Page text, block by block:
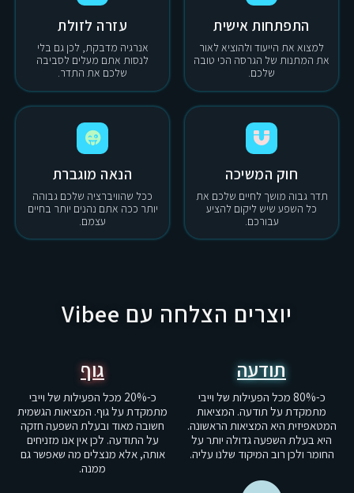
התפתחות אישית
למצוא את הייעוד ולהוציא לאור
את המתנות של הגרסה הכי טובה
שלכם.
עזרה לזולת
אנרגיה מדבקת, לכן גם בלי
לנסות אתם מעלים לסביבה
שלכם את התדר.
חוק המשיכה
תדר גבוה מושך לחיים שלכם את
כל השפע שיש ליקום להציע
עבורכם.
הנאה מוגברת
ככל שהוויברציה שלכם גבוהה
יותר ככה אתם נהנים יותר בחיים
עצמם.
יוצרים הצלחה עם Vibee
תודעה
כ-80% מכל הפעילות של וייבי
מתמקדת על תודעה. המציאות
המטאפיזית היא המציאות הראשונה.
היא בעלת השפעה גדולה יותר על
החומר ולכן רוב המיקוד שלנו עליה.
גוף
כ-20% מכל הפעילות של וייבי
מתמקדת על גוף. המציאות הגשמית
חשובה מאוד ובעלת השפעה חזקה
על התודעה. לכן אין אנו מזניחים
אותה, אלא מנצלים מה שאפשר גם
ממנה.